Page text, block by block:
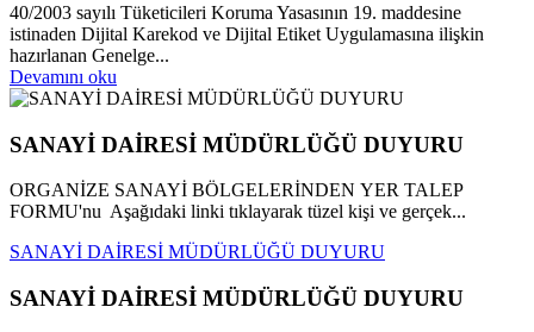
40/2003 sayılı Tüketicileri Koruma Yasasının 19. maddesine
istinaden Dijital Karekod ve Dijital Etiket Uygulamasına ilişkin
hazırlanan Genelge...
Devamını oku
SANAYİ DAİRESİ MÜDÜRLÜĞÜ DUYURU
ORGANİZE SANAYİ BÖLGELERİNDEN YER TALEP
FORMU'nu Aşağıdaki linki tıklayarak tüzel kişi ve gerçek...
SANAYİ DAİRESİ MÜDÜRLÜĞÜ DUYURU
SANAYİ DAİRESİ MÜDÜRLÜĞÜ DUYURU